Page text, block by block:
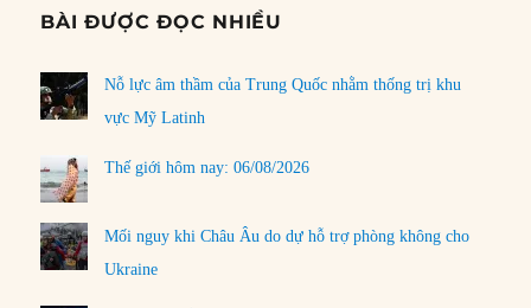
BÀI ĐƯỢC ĐỌC NHIỀU
Nỗ lực âm thầm của Trung Quốc nhằm thống trị khu
vực Mỹ Latinh
Thế giới hôm nay: 06/08/2026
Mối nguy khi Châu Âu do dự hỗ trợ phòng không cho
Ukraine